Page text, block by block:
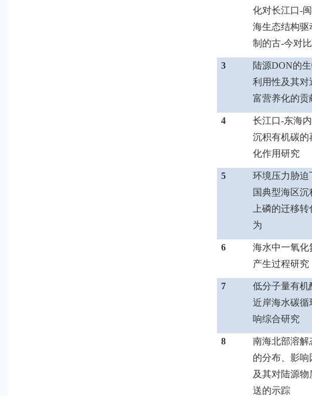
化对长江口-
海生态结构驱
制的古-今对
3 陆源DON的
利用性及其对
富营养化的贡
4 长江口-东海
沉积有机碳的
化作用研究
5
环境压力胁迫
国典型海区沉
上磷的迁移转
为
6
海水中一氧化
产生过程研究
7
低分子量有机
近岸海水碳循
响综合研究
8
南海北部溶解
的分布、影响
及其对陆源物
送的示踪